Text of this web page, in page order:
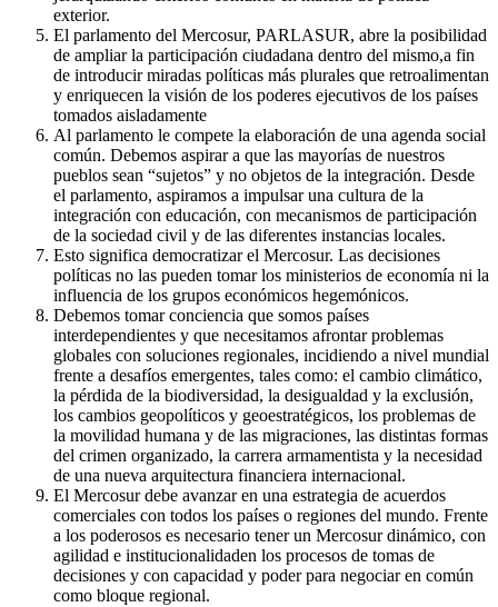
exterior.
El parlamento del Mercosur, PARLASUR, abre la posibilidad
de ampliar la participación ciudadana dentro del mismo,a fin
de introducir miradas políticas más plurales que retroalimentan
y enriquecen la visión de los poderes ejecutivos de los países
tomados aisladamente
Al parlamento le compete la elaboración de una agenda social
común. Debemos aspirar a que las mayorías de nuestros
pueblos sean “sujetos” y no objetos de la integración. Desde
el parlamento, aspiramos a impulsar una cultura de la
integración con educación, con mecanismos de participación
de la sociedad civil y de las diferentes instancias locales.
Esto significa democratizar el Mercosur. Las decisiones
políticas no las pueden tomar los ministerios de economía ni la
influencia de los grupos económicos hegemónicos.
Debemos tomar conciencia que somos países
interdependientes y que necesitamos afrontar problemas
globales con soluciones regionales, incidiendo a nivel mundial
frente a desafíos emergentes, tales como: el cambio climático,
la pérdida de la biodiversidad, la desigualdad y la exclusión,
los cambios geopolíticos y geoestratégicos, los problemas de
la movilidad humana y de las migraciones, las distintas formas
del crimen organizado, la carrera armamentista y la necesidad
de una nueva arquitectura financiera internacional.
El Mercosur debe avanzar en una estrategia de acuerdos
comerciales con todos los países o regiones del mundo. Frente
a los poderosos es necesario tener un Mercosur dinámico, con
agilidad e institucionalidaden los procesos de tomas de
decisiones y con capacidad y poder para negociar en común
como bloque regional.